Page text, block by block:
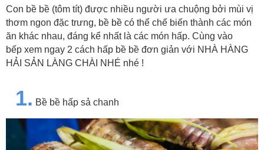
Con bề bề (tôm tít) được nhiều người ưa chuộng bởi mùi vị
thơm ngon đặc trưng, bề bề có thể chế biến thành các món
ăn khác nhau, đáng kể nhất là các món hấp. Cùng vào
bếp xem ngay 2 cách hấp bề bề đơn giản với NHÀ HÀNG
HẢI SẢN LÀNG CHÀI NHÉ nhé !
1. Bề bề hấp sả chanh